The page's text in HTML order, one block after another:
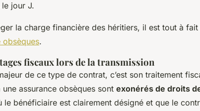
jour J.
la charge financière des héritiers, il est tout à
obsèques.
fiscaux lors de la transmission
de ce type de contrat, c’est son traitement
une assurance obsèques sont exonérés de droits
le bénéficiaire est clairement désigné et que le